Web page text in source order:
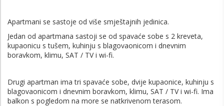
Apartmani se sastoje od više smještajnih jedinica.
Jedan od apartmana sastoji se od spavaće sobe s 2 kreveta,
kupaonicu s tušem, kuhinju s blagovaonicom i dnevnim
boravkom, klimu, SAT / TV i wi-fi.
Drugi apartman ima tri spavaće sobe, dvije kupaonice, kuhinju s
blagovaonicom i dnevnim boravkom, klimu, SAT / TV i wi-fi. Ima
balkon s pogledom na more se natkrivenom terasom.